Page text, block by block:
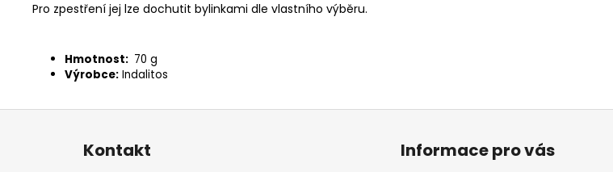
Pro zpestření jej lze dochutit bylinkami dle vlastního výběru.
Hmotnost: 70 g
Výrobce: Indalitos
Z
Kontakt Informace pro vás